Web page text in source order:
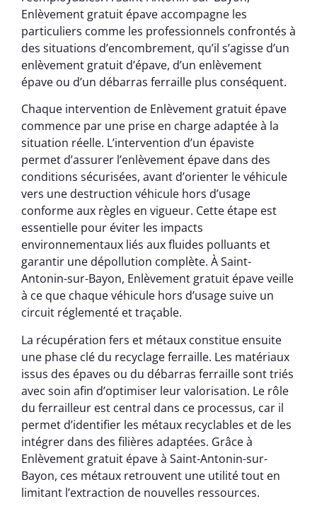
Enlèvement gratuit épave accompagne les
particuliers comme les professionnels confrontés à
des situations d’encombrement, qu’il s’agisse d’un
enlèvement gratuit d’épave, d’un enlèvement
épave ou d’un débarras ferraille plus conséquent.
Chaque intervention de Enlèvement gratuit épave
commence par une prise en charge adaptée à la
situation réelle. L’intervention d’un épaviste
permet d’assurer l’enlèvement épave dans des
conditions sécurisées, avant d’orienter le véhicule
vers une destruction véhicule hors d’usage
conforme aux règles en vigueur. Cette étape est
essentielle pour éviter les impacts
environnementaux liés aux fluides polluants et
garantir une dépollution complète. À Saint-
Antonin-sur-Bayon, Enlèvement gratuit épave veille
à ce que chaque véhicule hors d’usage suive un
circuit réglementé et traçable.
La récupération fers et métaux constitue ensuite
une phase clé du recyclage ferraille. Les matériaux
issus des épaves ou du débarras ferraille sont triés
avec soin afin d’optimiser leur valorisation. Le rôle
du ferrailleur est central dans ce processus, car il
permet d’identifier les métaux recyclables et de les
intégrer dans des filières adaptées. Grâce à
Enlèvement gratuit épave à Saint-Antonin-sur-
Bayon, ces métaux retrouvent une utilité tout en
limitant l’extraction de nouvelles ressources.